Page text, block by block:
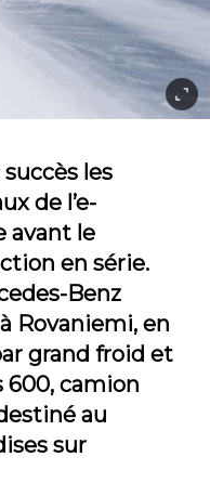
les
de l’e-
avant le
en série.
Benz
Rovaniemi, en
grand froid et
600, camion
au
sur